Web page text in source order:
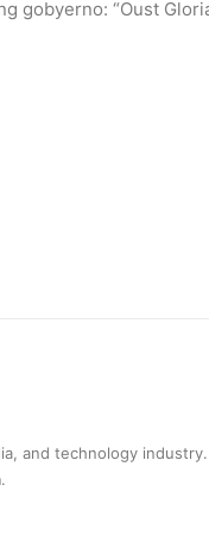
gobyerno: “Oust
and technology
.